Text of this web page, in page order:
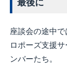
最後に
座談会の途中
ロポーズ支援
ンバーたち。